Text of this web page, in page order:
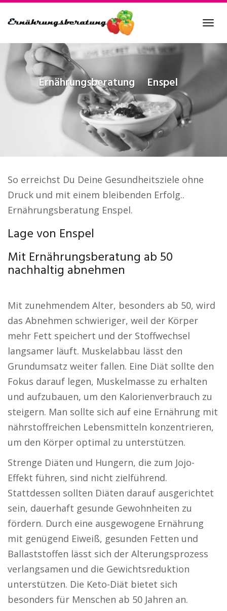
to
content
Ernährungsberatung Enspel
So erreichst Du Deine Gesundheitsziele ohne
Druck und mit einem bleibenden Erfolg..
Ernährungsberatung Enspel.
Lage von Enspel
Mit Ernährungsberatung ab 50
nachhaltig abnehmen
Mit zunehmendem Alter, besonders ab 50, wird
das Abnehmen schwieriger, weil der Körper
mehr Fett speichert und der Stoffwechsel
langsamer läuft. Muskelabbau lässt den
Grundumsatz weiter fallen. Eine Diät sollte den
Fokus darauf legen, Muskelmasse zu erhalten
und aufzubauen, um den Kalorienverbrauch zu
steigern. Man sollte sich auf eine Ernährung mit
nährstoffreichen Lebensmitteln konzentrieren,
um den Körper optimal zu unterstützen.
Strenge Diäten und Hungern, die zum Jojo-
Effekt führen, sind nicht zielführend.
Stattdessen sollten Diäten darauf ausgerichtet
sein, dauerhaft gesunde Gewohnheiten zu
fördern. Durch eine ausgewogene Ernährung
mit genügend Eiweiß, gesunden Fetten und
Ballaststoffen lässt sich der Alterungsprozess
verlangsamen und die Gewichtsreduktion
unterstützen. Die Keto-Diät bietet sich
besonders für Menschen ab 50 Jahren an.